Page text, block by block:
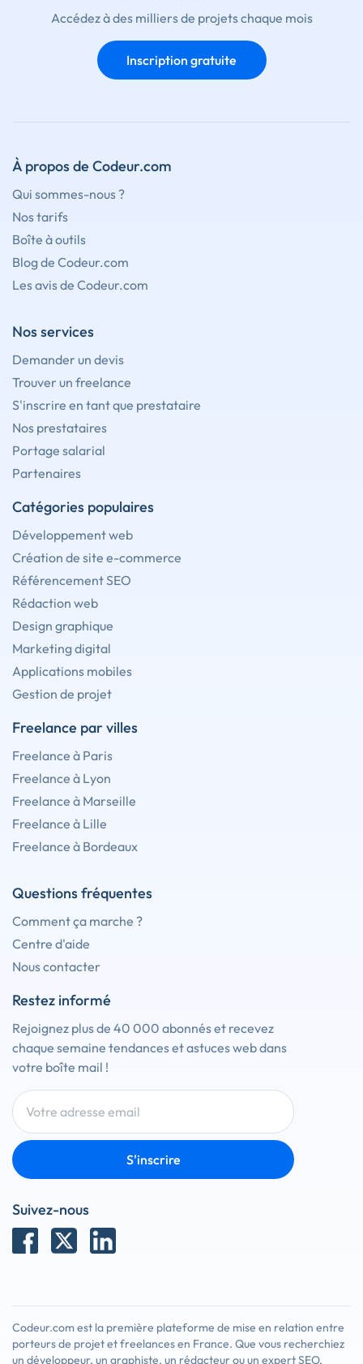
Accédez à des milliers de projets chaque mois
Inscription gratuite
À propos de Codeur.com
Qui sommes-nous ?
Nos tarifs
Boîte à outils
Blog de Codeur.com
Les avis de Codeur.com
Nos services
Demander un devis
Trouver un freelance
S'inscrire en tant que prestataire
Nos prestataires
Portage salarial
Partenaires
Catégories populaires
Développement web
Création de site e-commerce
Référencement SEO
Rédaction web
Design graphique
Marketing digital
Applications mobiles
Gestion de projet
Freelance par villes
Freelance à Paris
Freelance à Lyon
Freelance à Marseille
Freelance à Lille
Freelance à Bordeaux
Questions fréquentes
Comment ça marche ?
Centre d'aide
Nous contacter
Restez informé
Rejoignez plus de 40 000 abonnés et recevez
chaque semaine tendances et astuces web dans
votre boîte mail !
S'inscrire
Suivez-nous
Codeur.com est la première plateforme de mise en relation entre
porteurs de projet et freelances en France. Que vous recherchiez
un développeur, un graphiste, un rédacteur ou un expert SEO,